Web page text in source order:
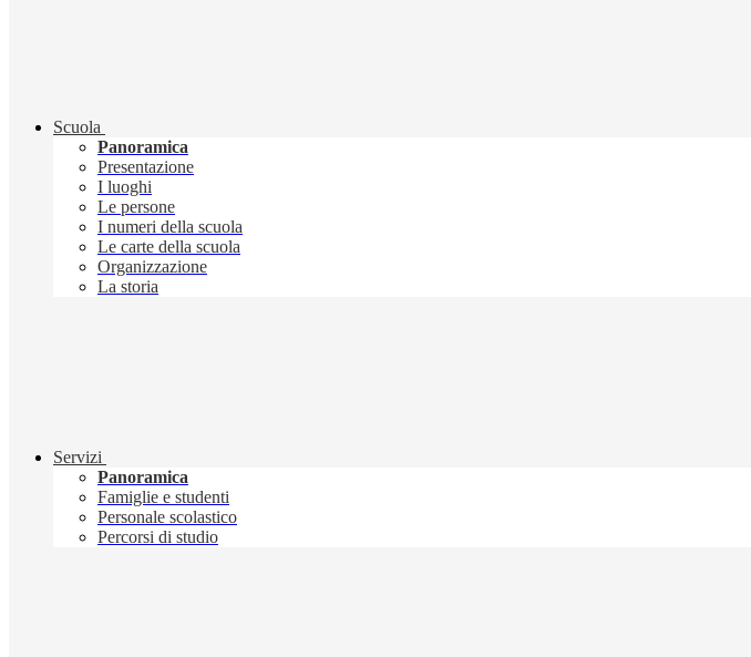
Scuola
Panoramica
Presentazione
I luoghi
Le persone
I numeri della scuola
Le carte della scuola
Organizzazione
La storia
Servizi
Panoramica
Famiglie e studenti
Personale scolastico
Percorsi di studio